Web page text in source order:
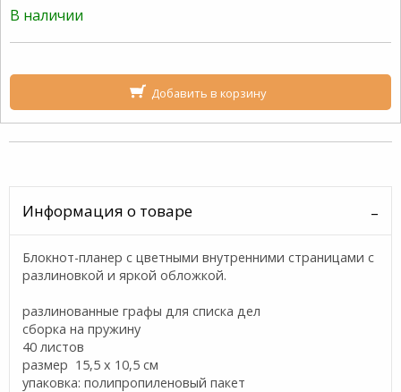
В наличии
Добавить в корзину
Информация о товаре
Блокнот-планер с цветными внутренними страницами с
разлиновкой и яркой обложкой.
разлинованные графы для списка дел
сборка на пружину
40 листов
размер 15,5 х 10,5 см
упаковка: полипропиленовый пакет